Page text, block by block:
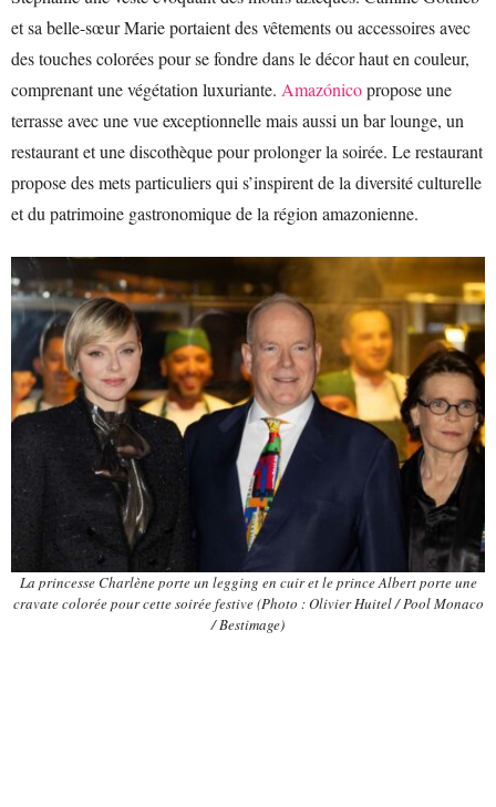
et sa belle-sœur Marie portaient des vêtements ou accessoires avec
des touches colorées pour se fondre dans le décor haut en couleur,
comprenant une végétation luxuriante. Amazónicopropose une
terrasse avec une vue exceptionnelle mais aussi un bar lounge, un
restaurant et une discothèque pour prolonger la soirée. Le restaurant
propose des mets particuliers qui s’inspirent de la diversité culturelle
et du patrimoine gastronomique de la région amazonienne.
La princesse Charlène porte un legging en cuir et le prince Albert porte une
cravate colorée pour cette soirée festive (Photo : Olivier Huitel / Pool Monaco
/ Bestimage)